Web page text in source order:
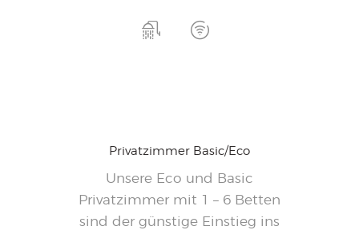
Privatzimmer Basic/Eco
Unsere Eco und Basic
Privatzimmer mit 1 – 6 Betten
sind der günstige Einstieg ins